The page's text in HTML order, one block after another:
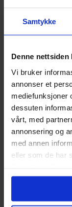
Samtykke
Denne
Vi bruker
annonser et
mediefunksjoner
dessuten
vårt, med
annonsering og
med annen
eller som de har
Opprinnelsesland
Forfattere
Illustratør
Antall Sider
Utgiver
Lanseringsdato